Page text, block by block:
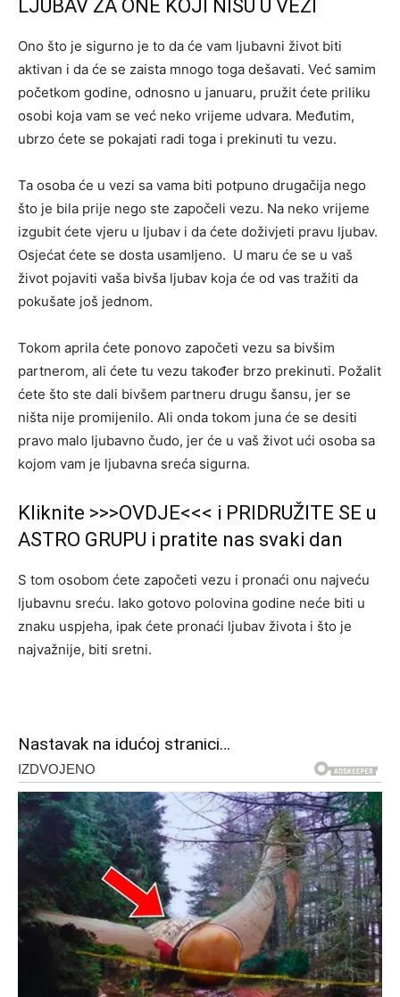
LJUBAV ZA ONE KOJI NISU U VEZI
Ono što je sigurno je to da će vam ljubavni život biti
aktivan i da će se zaista mnogo toga dešavati. Već samim
početkom godine, odnosno u januaru, pružit ćete priliku
osobi koja vam se već neko vrijeme udvara. Međutim,
ubrzo ćete se pokajati radi toga i prekinuti tu vezu.
Ta osoba će u vezi sa vama biti potpuno drugačija nego
što je bila prije nego ste započeli vezu. Na neko vrijeme
izgubit ćete vjeru u ljubav i da ćete doživjeti pravu ljubav.
Osjećat ćete se dosta usamljeno. U maru će se u vaš
život pojaviti vaša bivša ljubav koja će od vas tražiti da
pokušate još jednom.
Tokom aprila ćete ponovo započeti vezu sa bivšim
partnerom, ali ćete tu vezu također brzo prekinuti. Požalit
ćete što ste dali bivšem partneru drugu šansu, jer se
ništa nije promijenilo. Ali onda tokom juna će se desiti
pravo malo ljubavno čudo, jer će u vaš život ući osoba sa
kojom vam je ljubavna sreća sigurna.
Kliknite >>>OVDJE<<< i PRIDRUŽITE SE u
ASTRO GRUPU i pratite nas svaki dan
S tom osobom ćete započeti vezu i pronaći onu najveću
ljubavnu sreću. Iako gotovo polovina godine neće biti u
znaku uspjeha, ipak ćete pronaći ljubav života i što je
najvažnije, biti sretni.
Nastavak na idućoj stranici…